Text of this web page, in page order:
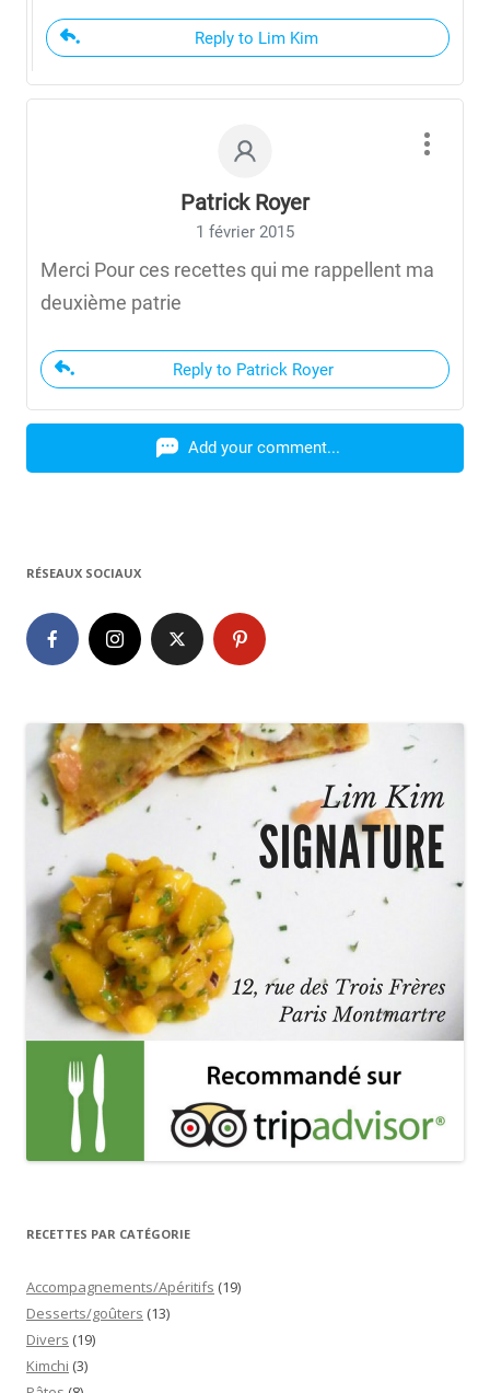
Reply to Lim Kim
Patrick Royer
1 février 2015
Merci Pour ces recettes qui me rappellent ma
deuxième patrie
Reply to Patrick Royer
Add your comment...
RÉSEAUX SOCIAUX
RECETTES PAR CATÉGORIE
Accompagnements/Apéritifs (19)
Desserts/goûters (13)
Divers (19)
Kimchi (3)